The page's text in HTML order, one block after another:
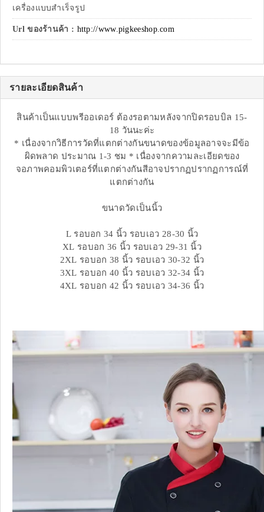
เครื่องแบบสำเร็จรูป
Url ของร้านค้า : http://www.pigkeeshop.com
รายละเอียดสินค้า
สินค้าเป็นแบบพรีออเดอร์ ต้องรอตามหลังจากปิดรอบบิล 15-
18 วันนะค่ะ
* เนื่องจากวิธีการวัดที่แตกต่างกันขนาดของข้อมูลอาจจะมีข้อ
ผิดพลาด ประมาณ 1-3 ชม * เนื่องจากความละเอียดของ
จอภาพคอมพิวเตอร์ที่แตกต่างกันสีอาจปรากฏปรากฏการณ์ที่
แตกต่างกัน
ขนาดวัดเป็นนิ้ว
L รอบอก 34 นิ้ว รอบเอว 28-30 นิ้ว
XL รอบอก 36 นิ้ว รอบเอว 29-31 นิ้ว
2XL รอบอก 38 นิ้ว รอบเอว 30-32 นิ้ว
3XL รอบอก 40 นิ้ว รอบเอว 32-34 นิ้ว
4XL รอบอก 42 นิ้ว รอบเอว 34-36 นิ้ว